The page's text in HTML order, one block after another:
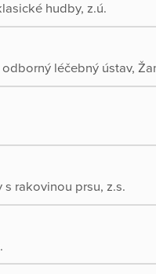
hudby, z.ú.
léčebný ústav,
s rakovinou prsu, z.s.